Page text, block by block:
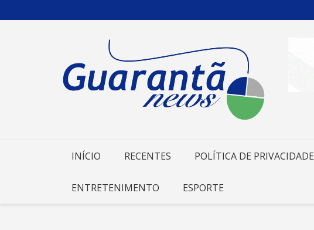
para
INÍCIO RECENTES POLÍTICA DE PRIVACIDADE
ENTRETENIMENTO ESPORTE